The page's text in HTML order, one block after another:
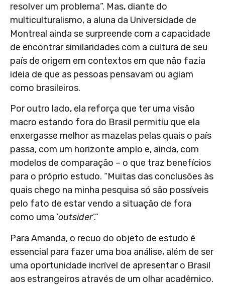
resolver um problema”. Mas, diante do
multiculturalismo, a aluna da Universidade de
Montreal ainda se surpreende com a capacidade
de encontrar similaridades com a cultura de seu
país de origem em contextos em que não fazia
ideia de que as pessoas pensavam ou agiam
como brasileiros.
Por outro lado, ela reforça que ter uma visão
macro estando fora do Brasil permitiu que ela
enxergasse melhor as mazelas pelas quais o país
passa, com um horizonte amplo e, ainda, com
modelos de comparação – o que traz benefícios
para o próprio estudo. “Muitas das conclusões às
quais chego na minha pesquisa só são possíveis
pelo fato de estar vendo a situação de fora
como uma ‘outsider’.”
Para Amanda, o recuo do objeto de estudo é
essencial para fazer uma boa análise, além de ser
uma oportunidade incrível de apresentar o Brasil
aos estrangeiros através de um olhar acadêmico.